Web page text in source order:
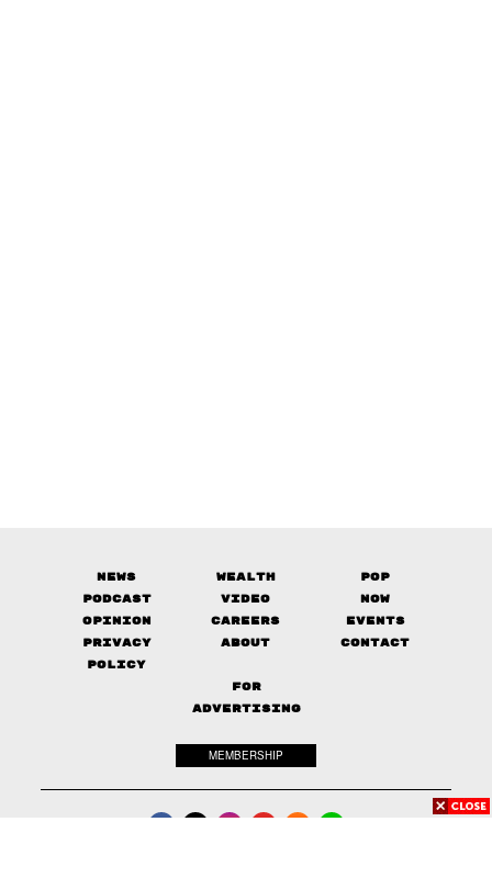
News Wealth
Pop
Podcast
Video
Now
Opinion
Careers
Events
Privacy
Policy
About Contact
FOR
ADVERTISING
MEMBERSHIP